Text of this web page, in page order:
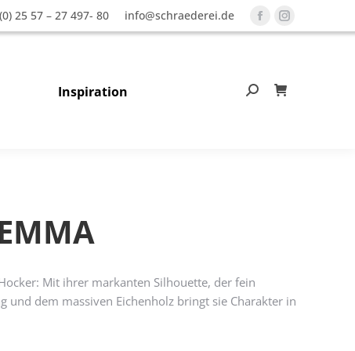
25 57 – 27 497- 80 info@schraederei.de
Facebook
Instagram
in
Inspiration Search:
Mit ihrer markanten Silhouette, der fein
und dem massiven Eichenholz bringt sie Charakter in